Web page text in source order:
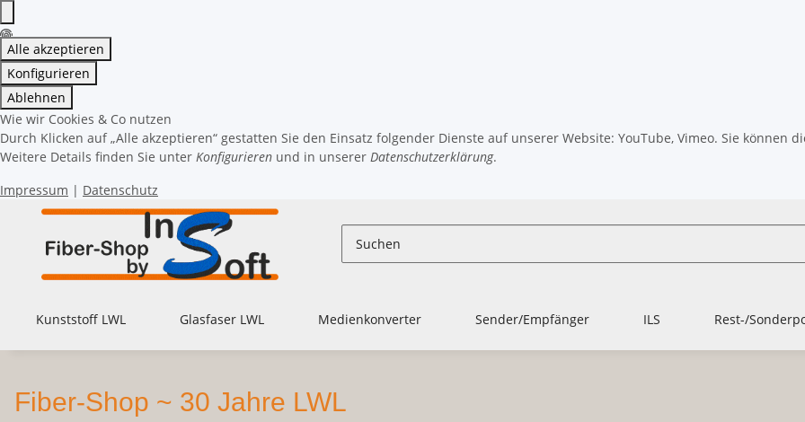
Alle akzeptieren
Konfigurieren
Ablehnen
Wie wir Cookies & Co nutzen
Durch Klicken auf „Alle akzeptieren“ gestatten Sie den Einsatz folgender Dienste auf unserer Website: YouTube, Vimeo. Sie
Weitere Details finden Sie unter Konfigurieren und in unserer Datenschutzerklärung.
Impressum | Datenschutz
Kunststoff LWL Glasfaser LWL Medienkonverter Sender/Empfänger ILS Rest-/
Fiber-Shop ~ 30 Jahre LWL